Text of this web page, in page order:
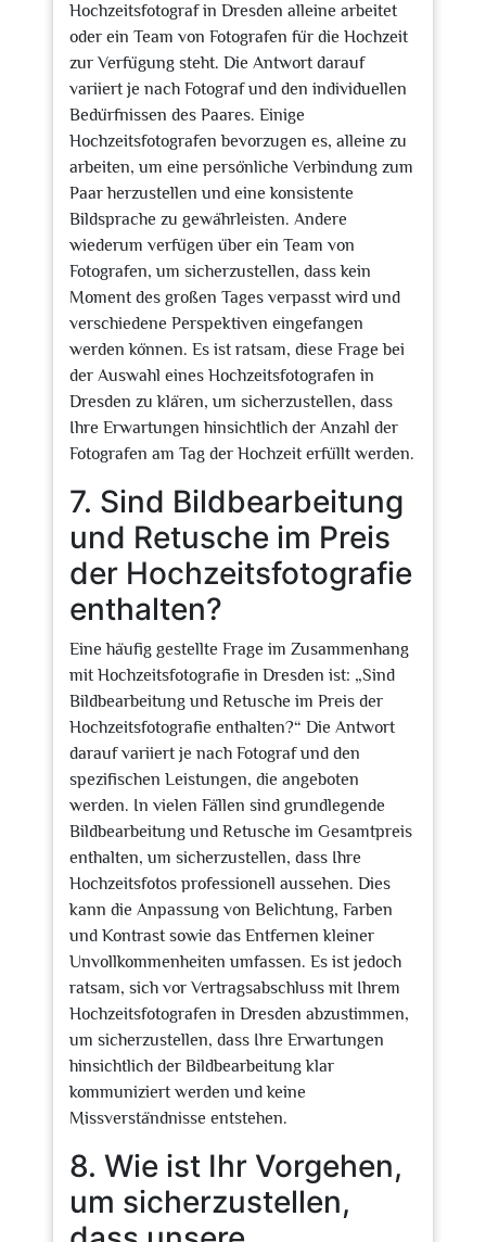
Hochzeitsfotograf in Dresden alleine arbeitet
oder ein Team von Fotografen für die Hochzeit
zur Verfügung steht. Die Antwort darauf
variiert je nach Fotograf und den individuellen
Bedürfnissen des Paares. Einige
Hochzeitsfotografen bevorzugen es, alleine zu
arbeiten, um eine persönliche Verbindung zum
Paar herzustellen und eine konsistente
Bildsprache zu gewährleisten. Andere
wiederum verfügen über ein Team von
Fotografen, um sicherzustellen, dass kein
Moment des großen Tages verpasst wird und
verschiedene Perspektiven eingefangen
werden können. Es ist ratsam, diese Frage bei
der Auswahl eines Hochzeitsfotografen in
Dresden zu klären, um sicherzustellen, dass
Ihre Erwartungen hinsichtlich der Anzahl der
Fotografen am Tag der Hochzeit erfüllt werden.
7. Sind Bildbearbeitung
und Retusche im Preis
der Hochzeitsfotografie
enthalten?
Eine häufig gestellte Frage im Zusammenhang
mit Hochzeitsfotografie in Dresden ist: „Sind
Bildbearbeitung und Retusche im Preis der
Hochzeitsfotografie enthalten?“ Die Antwort
darauf variiert je nach Fotograf und den
spezifischen Leistungen, die angeboten
werden. In vielen Fällen sind grundlegende
Bildbearbeitung und Retusche im Gesamtpreis
enthalten, um sicherzustellen, dass Ihre
Hochzeitsfotos professionell aussehen. Dies
kann die Anpassung von Belichtung, Farben
und Kontrast sowie das Entfernen kleiner
Unvollkommenheiten umfassen. Es ist jedoch
ratsam, sich vor Vertragsabschluss mit Ihrem
Hochzeitsfotografen in Dresden abzustimmen,
um sicherzustellen, dass Ihre Erwartungen
hinsichtlich der Bildbearbeitung klar
kommuniziert werden und keine
Missverständnisse entstehen.
8. Wie ist Ihr Vorgehen,
um sicherzustellen,